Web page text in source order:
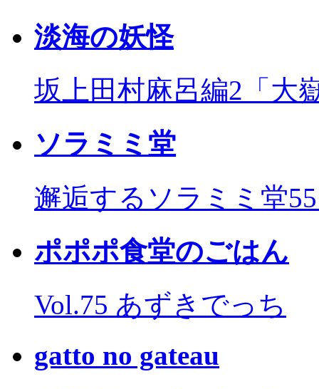
淡海の妖怪
坂上田村麻呂編2「大
ソラミミ堂
邂逅するソラミミ堂
ポポポ食堂のごはん
Vol.75 あずきでっち
gatto no gateau